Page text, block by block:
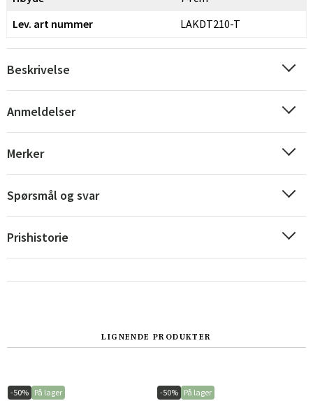
Suomi
Lev. art nummer
LAKDT210-T
Beskrivelse
Anmeldelser
Merker
Spørsmål og svar
Prishistorie
LIGNENDE PRODUKTER
-50% På lager -50% På lager